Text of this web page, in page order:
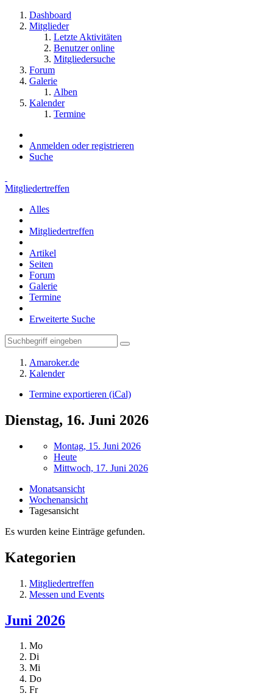
Dashboard
Mitglieder
Letzte Aktivitäten
Benutzer online
Mitgliedersuche
Forum
Galerie
Alben
Kalender
Termine
Anmelden oder registrieren
Suche
Mitgliedertreffen
Alles
Mitgliedertreffen
Artikel
Seiten
Forum
Galerie
Termine
Erweiterte Suche
Amaroker.de
Kalender
Termine exportieren (iCal)
Dienstag, 16. Juni 2026
Montag, 15. Juni 2026
Heute
Mittwoch, 17. Juni 2026
Monatsansicht
Wochenansicht
Tagesansicht
Es wurden keine Einträge gefunden.
Kategorien
Mitgliedertreffen
Messen und Events
Juni 2026
Mo
Di
Mi
Do
Fr